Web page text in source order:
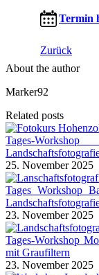
Termin
Zurück
About the author
Marker92
Related posts
Tages-
25. November 2025
Tages Workshop
23. November 2025
Tages-Workshop
mit Graufiltern
23. November 2025